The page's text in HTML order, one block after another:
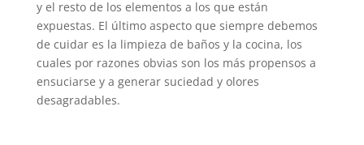
y el resto de los elementos a los que están
expuestas. El último aspecto que siempre debemos
de cuidar es la limpieza de baños y la cocina, los
cuales por razones obvias son los más propensos a
ensuciarse y a generar suciedad y olores
desagradables.